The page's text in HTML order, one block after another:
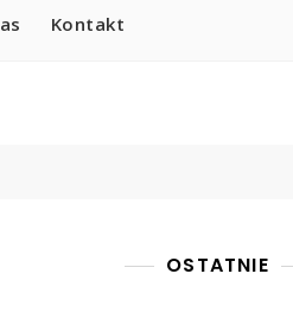
Kontakt
OSTATNIE